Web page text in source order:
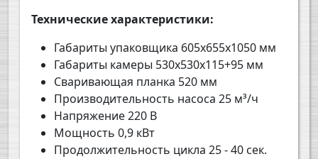
Технические характеристики:
Габариты упаковщика 605х655х1050 мм
Габариты камеры 530х530х115+95 мм
Сваривающая планка 520 мм
Производительность насоса 25 м³/ч
Напряжение 220 В
Мощность 0,9 кВт
Продолжительность цикла 25 - 40 сек.